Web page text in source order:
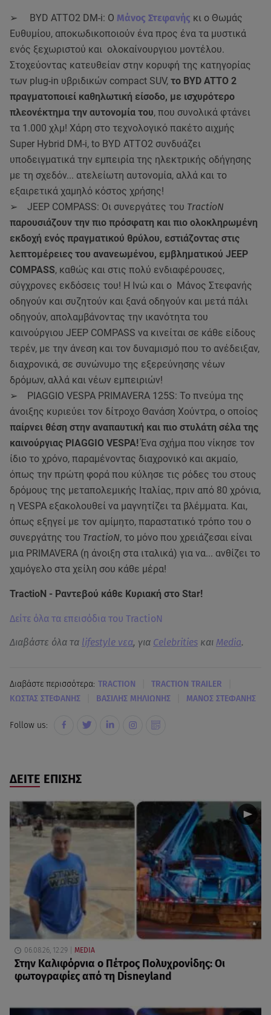
➢ BYD ATTO2 DM-i: Ο Μάνος Στεφανής κι ο Θωμάς
Ευθυμίου, αποκωδικοποιούν ένα προς ένα τα μυστικά
ενός ξεχωριστού και ολοκαίνουργιου μοντέλου.
Στοχεύοντας κατευθείαν στην κορυφή της κατηγορίας
των plug-in υβριδικών compact SUV, το BYD ATTO 2
πραγματοποιεί καθηλωτική είσοδο, με ισχυρότερο
πλεονέκτημα την αυτονομία του, που συνολικά φτάνει
τα 1.000 χλμ! Χάρη στο τεχνολογικό πακέτο αιχμής
Super Hybrid DM-i, to BYD ATTO2 συνδυάζει
υποδειγματικά την εμπειρία της ηλεκτρικής οδήγησης
με τη σχεδόν... ατελείωτη αυτονομία, αλλά και το
εξαιρετικά χαμηλό κόστος χρήσης!
➢ JEEP COMPASS: Οι συνεργάτες του TractioN
παρουσιάζουν την πιο πρόσφατη και πιο ολοκληρωμένη
εκδοχή ενός πραγματικού θρύλου, εστιάζοντας στις
λεπτομέρειες του ανανεωμένου, εμβληματικού JEEP
COMPASS, καθώς και στις πολύ ενδιαφέρουσες,
σύγχρονες εκδόσεις του! Η Ινώ και ο Μάνος Στεφανής
οδηγούν και συζητούν και ξανά οδηγούν και μετά πάλι
οδηγούν, απολαμβάνοντας την ικανότητα του
καινούργιου JEEP COMPASS να κινείται σε κάθε είδους
τερέν, με την άνεση και τον δυναμισμό που το ανέδειξαν,
διαχρονικά, σε συνώνυμο της εξερεύνησης νέων
δρόμων, αλλά και νέων εμπειριών!
➢ PIAGGIO VESPA PRIMAVERA 125S: Το πνεύμα της
άνοιξης κυριεύει τον δίτροχο Θανάση Χούντρα, ο οποίος
παίρνει θέση στην αναπαυτική και πιο στυλάτη σέλα της
καινούργιας PIAGGIO VESPA!Ένα σχήμα που νίκησε τον
ίδιο το χρόνο, παραμένοντας διαχρονικό και ακμαίο,
όπως την πρώτη φορά που κύλησε τις ρόδες του στους
δρόμους της μεταπολεμικής Ιταλίας, πριν από 80 χρόνια,
η VESPA εξακολουθεί να μαγνητίζει τα βλέμματα. Και,
όπως εξηγεί με τον αμίμητο, παραστατικό τρόπο του ο
συνεργάτης του TractioN, το μόνο που χρειάζεσαι είναι
μια PRIMAVERA (η άνοιξη στα ιταλικά) για να... ανθίζει το
χαμόγελο στα χείλη σου κάθε μέρα!
TractioN - Ραντεβού κάθε Κυριακή στο Star!
Δείτε όλα τα επεισόδια του TractioN
Διαβάστε όλα τα lifestyle νεα, για Celebrities και Media.
Διαβάστε περισσότερα: TRACTIOΝ TRACTION TRAILER
ΚΩΣΤΑΣ ΣΤΕΦΑΝΗΣ ΒΑΣΙΛΗΣ ΜΗΛΙΩΝΗΣ ΜΑΝΟΣ ΣΤΕΦΑΝΗΣ
Follow us:
ΔΕΙΤΕ ΕΠΙΣΗΣ
06.08.26, 12:29 MEDIA
Στην Καλιφόρνια ο Πέτρος Πολυχρονίδης: Οι
φωτογραφίες από τη Disneyland